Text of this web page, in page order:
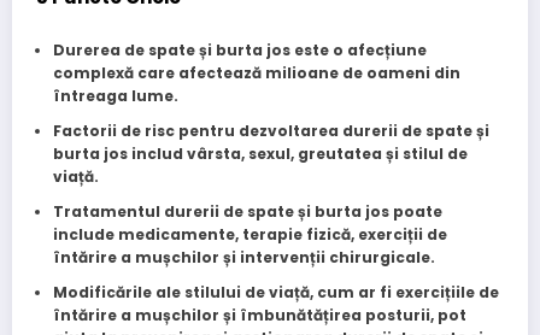
Durerea de spate și burta jos este o afecțiune
complexă care afectează milioane de oameni din
întreaga lume.
Factorii de risc pentru dezvoltarea durerii de spate și
burta jos includ vârsta, sexul, greutatea și stilul de
viață.
Tratamentul durerii de spate și burta jos poate
include medicamente, terapie fizică, exerciții de
întărire a mușchilor și intervenții chirurgicale.
Modificările ale stilului de viață, cum ar fi exercițiile de
întărire a mușchilor și îmbunătățirea posturii, pot